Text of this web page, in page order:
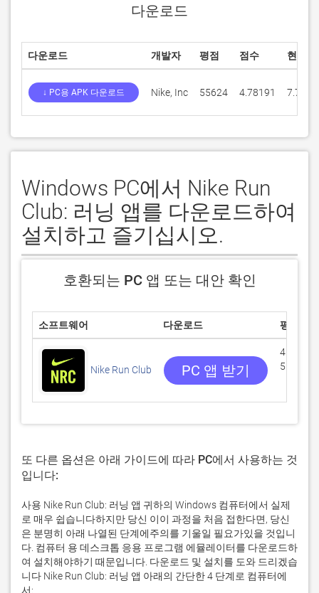
다운로드
다운로드 개발자 평점 점수 현재
↓ PC용 APK 다운로드 Nike, Inc 55624 4.78191 7.71.0
Windows PC에서 Nike Run
Club: 러닝 앱를 다운로드하여
설치하고 즐기십시오.
호환되는 PC 앱 또는 대안 확인
소프트웨어 다운로드 평점
Nike Run Club PC 앱 받기
55624
또 다른 옵션은 아래 가이드에 따라 PC에서 사용하는 것
입니다:
사용 Nike Run Club: 러닝 앱 귀하의 Windows 컴퓨터에서 실제
로 매우 쉽습니다하지만 당신 이이 과정을 처음 접한다면, 당신
은 분명히 아래 나열된 단계에주의를 기울일 필요가있을 것입니
다. 컴퓨터 용 데스크톱 응용 프로그램 에뮬레이터를 다운로드하
여 설치해야하기 때문입니다. 다운로드 및 설치를 도와 드리겠습
니다 Nike Run Club: 러닝 앱 아래의 간단한 4 단계로 컴퓨터에
서: